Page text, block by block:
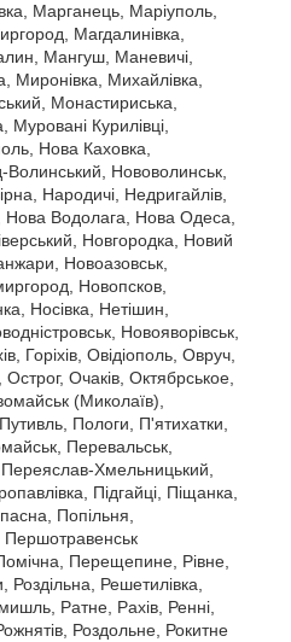
Марганець, Маріуполь,
Магдалинівка,
Мангуш, Маневичі,
Миронівка, Михайлівка,
Монастириська,
Курилівці,
Нова Каховка,
Нововолинськ,
Народичі, Недригайлів,
Нова Водолага, Нова Одеса,
Новгородка, Новий
Новоазовськ,
Новопсков,
Носівка, Нетішин,
Новояворівськ,
Горіхів, Овідіополь, Овруч,
Очаків, Октябрськое,
(Миколаїв),
Пологи, П'ятихатки,
Перевальськ,
Хмельницький,
Підгайці, Піщанка,
Попільня,
Першотравенськ
Перещепине, Рівне,
Решетилівка,
Ратне, Рахів, Ренні,
Роздольне, Рокитне